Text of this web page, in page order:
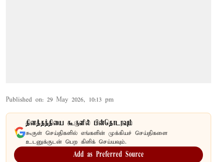
Published on: 29 May 2026, 10:13 pm
தினத்தந்தியை கூகுளில் பின்தொடரவும்
கூகுள் செய்திகளில் எங்களின் முக்கியச் செய்திகளை
உடனுக்குடன் பெற கிளிக் செய்யவும்.
Add as Preferred Source